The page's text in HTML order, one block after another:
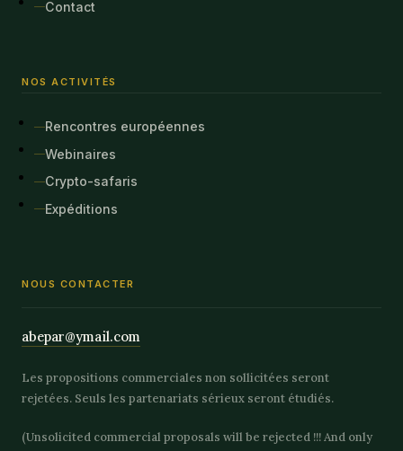
Contact
NOS ACTIVITÉS
Rencontres européennes
Webinaires
Crypto-safaris
Expéditions
NOUS CONTACTER
abepar@ymail.com
Les propositions commerciales non sollicitées seront
rejetées. Seuls les partenariats sérieux seront étudiés.
(Unsolicited commercial proposals will be rejected !!! And only